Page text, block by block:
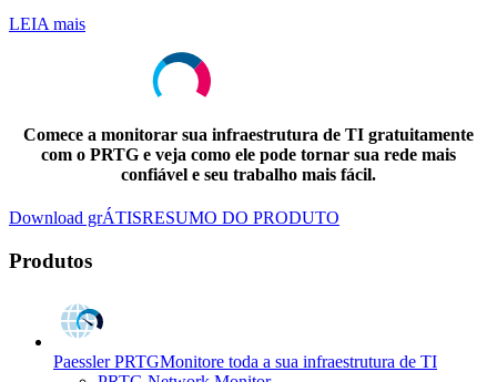
LEIA mais
Comece a monitorar sua infraestrutura de TI gratuitamente
com o PRTG e veja como ele pode tornar sua rede mais
confiável e seu trabalho mais fácil.
Download grÁTISRESUMO DO PRODUTO
Produtos
Paessler PRTGMonitore toda a sua infraestrutura de TI